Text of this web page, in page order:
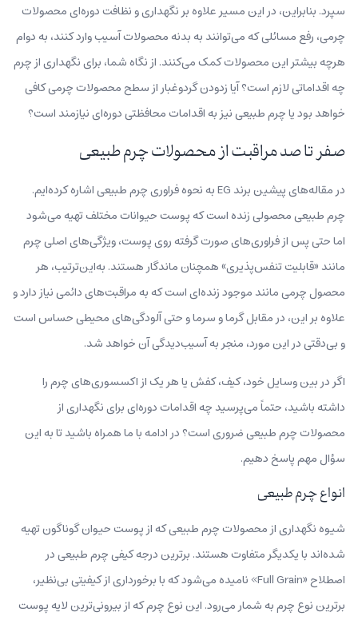
سپرد. بنابراین، در این مسیر علاوه بر نگهداری و نظافت دوره‌ای محصولات
چرمی، رفع مسائلی که می‌توانند به بدنه محصولات آسیب وارد کنند، به دوام
هرچه بیشتر این محصولات کمک می‌کنند. از نگاه شما، برای نگهداری از چرم
چه اقداماتی لازم است؟ آیا زدودن گردوغبار از سطح محصولات چرمی کافی
خواهد بود یا چرم طبیعی نیز به اقدامات محافظتی دوره‌ای نیازمند است؟
صفر تا صد مراقبت از محصولات چرم طبیعی
در مقاله‌های پیشین برند EG به نحوه فراوری چرم طبیعی اشاره کرده‌ایم.
چرم طبیعی محصولی زنده است که پوست حیوانات مختلف تهیه می‌شود
اما حتی پس از فراوری‌های صورت گرفته روی پوست، ویژگی‌های اصلی چرم
مانند «قابلیت تنفس‌پذیری» همچنان ماندگار هستند. به‌این‌ترتیب، هر
محصول چرمی مانند موجود زنده‌ای است که به مراقبت‌های دائمی نیاز دارد و
علاوه بر این، در مقابل گرما و سرما و حتی آلودگی‌های محیطی حساس است
و بی‌دقتی در این مورد، منجر به آسیب‌دیدگی آن خواهد شد.
اگر در بین وسایل خود، کیف، کفش یا هر یک از اکسسوری‌های چرم را
داشته باشید، حتماً می‌پرسید چه اقدامات دوره‌ای برای نگهداری از
محصولات چرم طبیعی ضروری است؟ در ادامه با ما همراه باشید تا به این
سؤال مهم پاسخ دهیم.
انواع چرم طبیعی
شیوه نگهداری از محصولات چرم طبیعی که از پوست حیوان گوناگون تهیه
شده‌اند با یکدیگر متفاوت هستند. برترین درجه کیفی چرم طبیعی در
اصطلاح «Full Grain» نامیده می‌شود که با برخورداری از کیفیتی بی‌نظیر،
برترین نوع چرم به شمار می‌رود. این نوع چرم که از بیرونی‌ترین لایه پوست